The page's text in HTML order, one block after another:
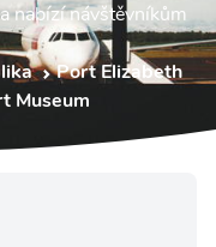
nabízí návštěvníkům
Port Elizabeth
Museum